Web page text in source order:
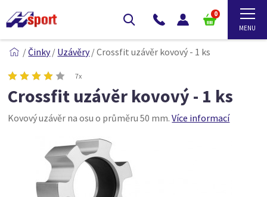
0
/Činky/ Uzávěry/Crossfit uzávěr kovový - 1 ks
7x
Crossfit uzávěr kovový - 1 ks
Kovový uzávěr na osu o průměru 50 mm.Více informací